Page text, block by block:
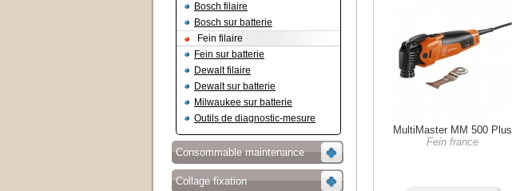
Bosch filaire
Bosch sur batterie
Fein filaire
Fein sur batterie
Dewalt filaire
Dewalt sur batterie
Milwaukee sur batterie
Outils de diagnostic-mesure
Consommable maintenance
Collage fixation
MultiMaster MM 500 Plus
Fein france